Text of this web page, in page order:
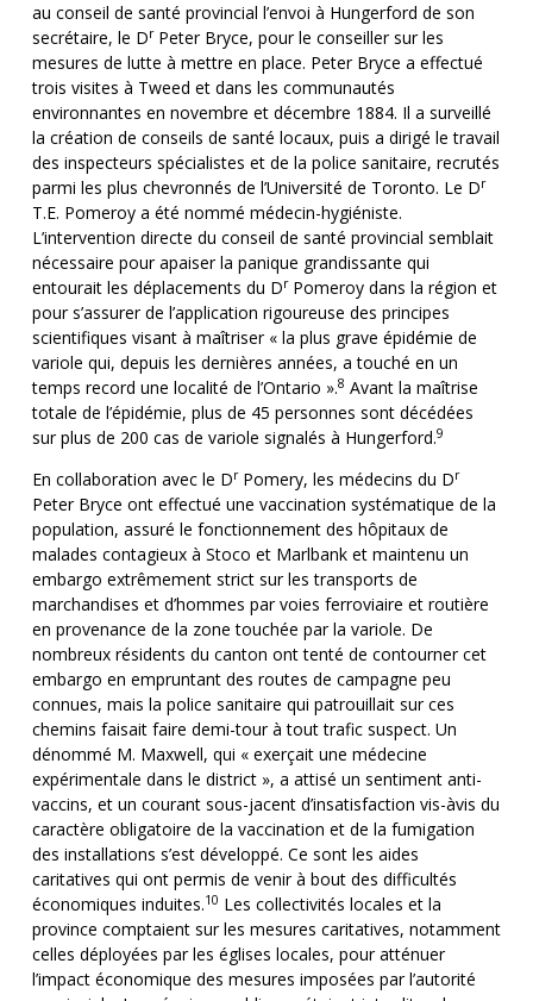
au conseil de santé provincial l’envoi à Hungerford de son
secrétaire, le DrPeter Bryce, pour le conseiller sur les
mesures de lutte à mettre en place. Peter Bryce a effectué
trois visites à Tweed et dans les communautés
environnantes en novembre et décembre 1884. Il a surveillé
la création de conseils de santé locaux, puis a dirigé le travail
des inspecteurs spécialistes et de la police sanitaire, recrutés
parmi les plus chevronnés de l’Université de Toronto. Le Dr
T.E. Pomeroy a été nommé médecin-hygiéniste.
L’intervention directe du conseil de santé provincial semblait
nécessaire pour apaiser la panique grandissante qui
entourait les déplacements du DrPomeroy dans la région et
pour s’assurer de l’application rigoureuse des principes
scientifiques visant à maîtriser « la plus grave épidémie de
variole qui, depuis les dernières années, a touché en un
temps record une localité de l’Ontario ».8 Avant la maîtrise
totale de l’épidémie, plus de 45 personnes sont décédées
sur plus de 200 cas de variole signalés à Hungerford.9
En collaboration avec le DrPomery, les médecins du Dr
Peter Bryce ont effectué une vaccination systématique de la
population, assuré le fonctionnement des hôpitaux de
malades contagieux à Stoco et Marlbank et maintenu un
embargo extrêmement strict sur les transports de
marchandises et d’hommes par voies ferroviaire et routière
en provenance de la zone touchée par la variole. De
nombreux résidents du canton ont tenté de contourner cet
embargo en empruntant des routes de campagne peu
connues, mais la police sanitaire qui patrouillait sur ces
chemins faisait faire demi-tour à tout trafic suspect. Un
dénommé M. Maxwell, qui « exerçait une médecine
expérimentale dans le district », a attisé un sentiment anti-
vaccins, et un courant sous-jacent d’insatisfaction vis-àvis du
caractère obligatoire de la vaccination et de la fumigation
des installations s’est développé. Ce sont les aides
caritatives qui ont permis de venir à bout des difficultés
économiques induites.10 Les collectivités locales et la
province comptaient sur les mesures caritatives, notamment
celles déployées par les églises locales, pour atténuer
l’impact économique des mesures imposées par l’autorité